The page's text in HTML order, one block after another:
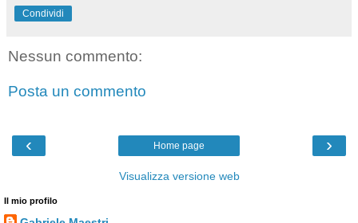
Condividi
Nessun commento:
Posta un commento
‹ ›
Home page
Visualizza versione web
Il mio profilo